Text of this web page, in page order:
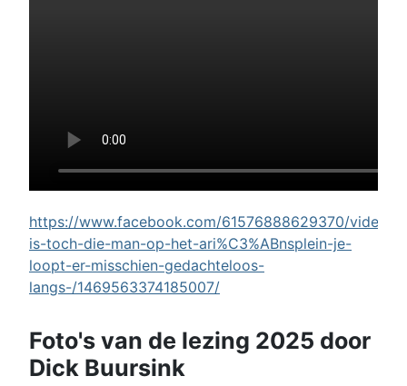
https://www.facebook.com/61576888629370/videos/
is-toch-die-man-op-het-ari%C3%ABnsplein-je-
loopt-er-misschien-gedachteloos-
langs-/1469563374185007/
Foto's van de lezing 2025 door
Dick Buursink